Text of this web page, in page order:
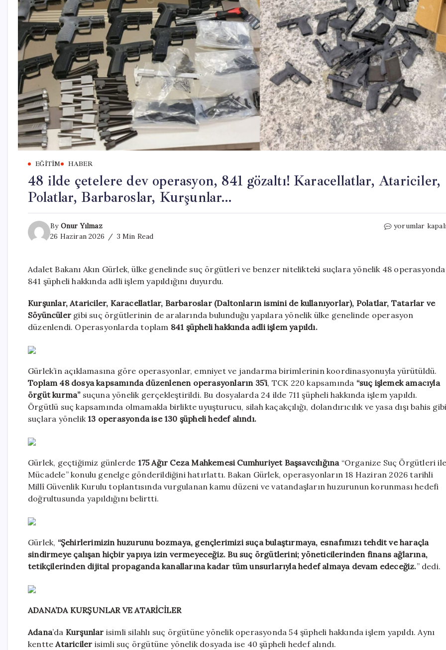
EĞITIM HABER
48 ilde çetelere dev operasyon, 841 gözaltı! Karacellatlar, Atariciler,
Polatlar, Barbaroslar, Kurşunlar…
By Onur Yılmaz
26 Haziran 2026
3 Min Read
48
operasyon,
Karacellatlar,
Atariciler,
Polatlar,
yorumlar
Adalet Bakanı Akın Gürlek, ülke genelinde suç örgütleri ve benzer nitelikteki suçlara yönelik 48 operasyonda
841 şüpheli hakkında adli işlem yapıldığını duyurdu.
Kurşunlar, Atariciler, Karacellatlar, Barbaroslar (Daltonların ismini de kullanıyorlar), Polatlar, Tatarlar ve
Söyüncüler gibi suç örgütlerinin de aralarında bulunduğu yapılara yönelik ülke genelinde operasyon
düzenlendi. Operasyonlarda toplam 841 şüpheli hakkında adli işlem yapıldı.
Gürlek’in açıklamasına göre operasyonlar, emniyet ve jandarma birimlerinin koordinasyonuyla yürütüldü.
Toplam 48 dosya kapsamında düzenlenen operasyonların 35’i, TCK 220 kapsamında “suç işlemek amacıyla
örgüt kurma”suçuna yönelik gerçekleştirildi. Bu dosyalarda 24 ilde 711 şüpheli hakkında işlem yapıldı.
Örgütlü suç kapsamında olmamakla birlikte uyuşturucu, silah kaçakçılığı, dolandırıcılık ve yasa dışı bahis gibi
suçlara yönelik13 operasyonda ise 130 şüpheli hedef alındı.
Gürlek, geçtiğimiz günlerde 175 Ağır Ceza Mahkemesi Cumhuriyet Başsavcılığına“Organize Suç Örgütleri ile
Mücadele” konulu genelge gönderildiğini hatırlattı. Bakan Gürlek, operasyonların 18 Haziran 2026 tarihli
Millî Güvenlik Kurulu toplantısında vurgulanan kamu düzeni ve vatandaşların huzurunun korunması hedefi
doğrultusunda yapıldığını belirtti.
Gürlek, “Şehirlerimizin huzurunu bozmaya, gençlerimizi suça bulaştırmaya, esnafımızı tehdit ve haraçla
sindirmeye çalışan hiçbir yapıya izin vermeyeceğiz. Bu suç örgütlerini; yöneticilerinden finans ağlarına,
tetikçilerinden dijital propaganda kanallarına kadar tüm unsurlarıyla hedef almaya devam edeceğiz.” dedi.
ADANA’DA KURŞUNLAR VE ATARİCİLER
Adana’da Kurşunlar isimli silahlı suç örgütüne yönelik operasyonda 54 şüpheli hakkında işlem yapıldı. Aynı
kentteAtariciler isimli suç örgütüne yönelik dosyada ise 40 şüpheli hedef alındı.